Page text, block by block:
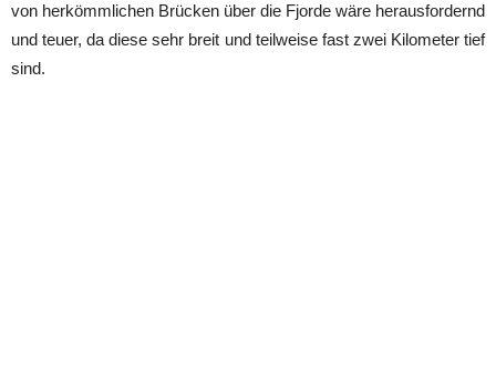
von herkömmlichen Brücken über die Fjorde wäre herausfordernd
und teuer, da diese sehr breit und teilweise fast zwei Kilometer tief
sind.